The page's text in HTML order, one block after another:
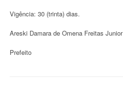
Vigência: 30 (trinta) dias.
Areski Damara de Omena Freitas Junior
Prefeito